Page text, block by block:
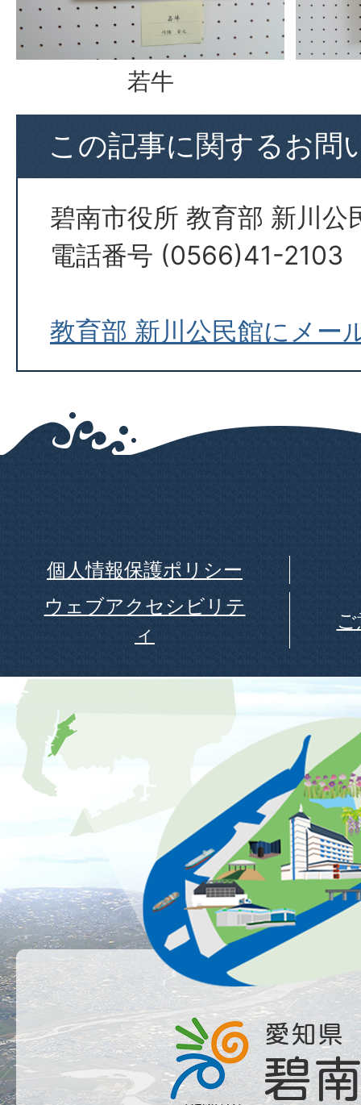
若牛
この記事に関するお問
碧南市役所 教育部 新川公
電話番号 (0566)41-2103
教育部 新川公民館にメー
個人情報保護ポリシー
ウェブアクセシビリテ
ィ